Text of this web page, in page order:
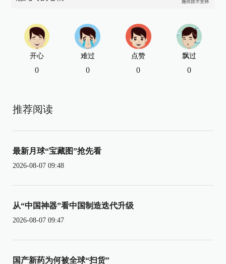
开心
0
难过
0
点赞
0
飘过
0
推荐阅读
最新月球“宝藏图”抢先看
2026-08-07 09:48
从“中国神器”看中国制造迭代升级
2026-08-07 09:47
国产新药为何被全球“扫货”